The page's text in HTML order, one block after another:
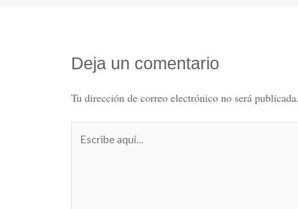
Deja un comentario
Tu dirección de correo electrónico no será publicada.
aquí...